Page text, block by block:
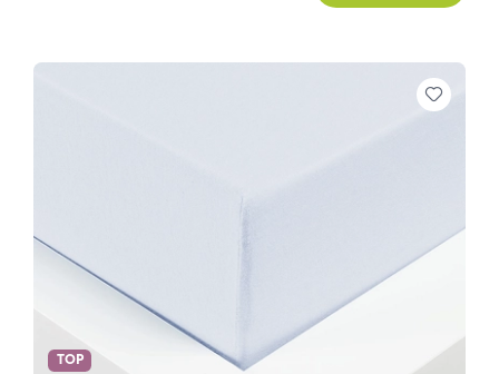
TOP